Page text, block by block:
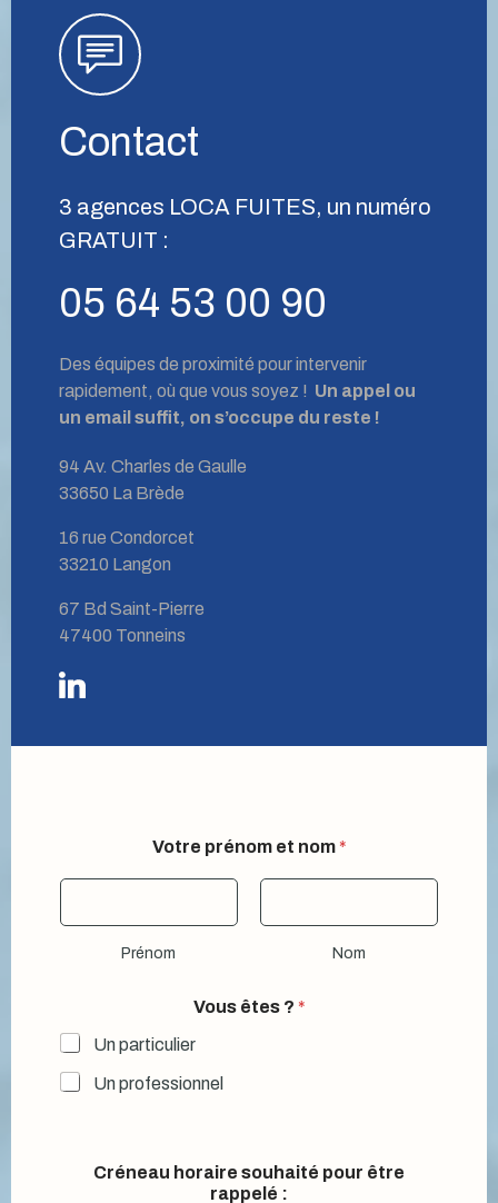
Contact
3 agences LOCA FUITES, un numéro
GRATUIT :
05 64 53 00 90
Des équipes de proximité pour intervenir
rapidement, où que vous soyez ! Un appel ou
un email suffit, on s’occupe du reste !
94 Av. Charles de Gaulle
33650 La Brède
16 rue Condorcet
33210 Langon
67 Bd Saint-Pierre
47400 Tonneins
Votre prénom et nom *
Prénom Nom
Vous êtes ? *
Un particulier
Un professionnel
Créneau horaire souhaité pour être
rappelé :